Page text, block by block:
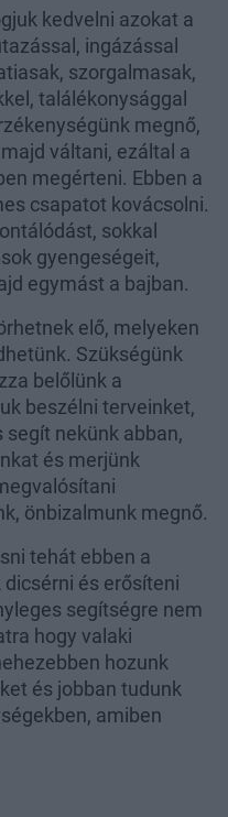
kedvelni azokat a
ingázással
szorgalmasak,
találékonysággal
megnő,
váltani, ezáltal a
megérteni. Ebben a
csapatot kovácsolni.
sokkal
gyengeségeit,
egymást a bajban.
elő, melyeken
Szükségünk
belőlünk a
beszélni terveinket,
nekünk abban,
és merjünk
önbizalmunk megnő.
tehát ebben a
és erősíteni
segítségre nem
hogy valaki
hozunk
és jobban tudunk
amiben